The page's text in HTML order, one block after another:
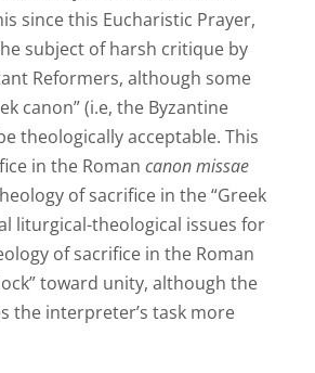
since this Eucharistic Prayer,
subject of harsh critique by
Reformers, although some
canon” (i.e, the Byzantine
theologically acceptable. This
in the Roman canon missae
of sacrifice in the “Greek
liturgical-theological issues for
of sacrifice in the Roman
toward unity, although the
the interpreter’s task more